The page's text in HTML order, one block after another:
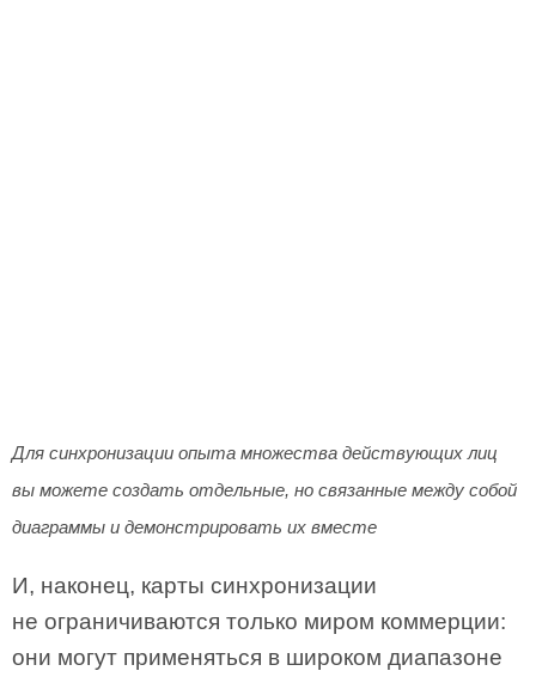
Для синхронизации опыта множества действующих лиц
вы можете создать отдельные, но связанные между собой
диаграммы и демонстрировать их вместе
И, наконец, карты синхронизации
не ограничиваются только миром коммерции:
они могут применяться в широком диапазоне